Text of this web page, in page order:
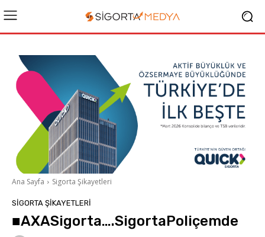
Ana Sayfa Sigorta Şikayetleri
SIGORTA ŞIKAYETLERI
■AXASigorta….SigortaPoliçemde